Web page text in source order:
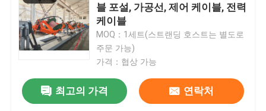
블 포설, 가공선, 제어 케이블, 전력
케이블
MOQ：1세트(스트랜딩 호스트는 별도로
주문 가능)
가격：협상 가능
최고의 가격 연락처